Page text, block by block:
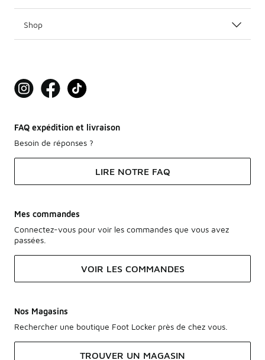
Shop
FAQ expédition et livraison
Besoin de réponses ?
LIRE NOTRE FAQ
Mes commandes
Connectez-vous pour voir les commandes que vous avez
passées.
VOIR LES COMMANDES
Nos Magasins
Rechercher une boutique Foot Locker près de chez vous.
TROUVER UN MAGASIN